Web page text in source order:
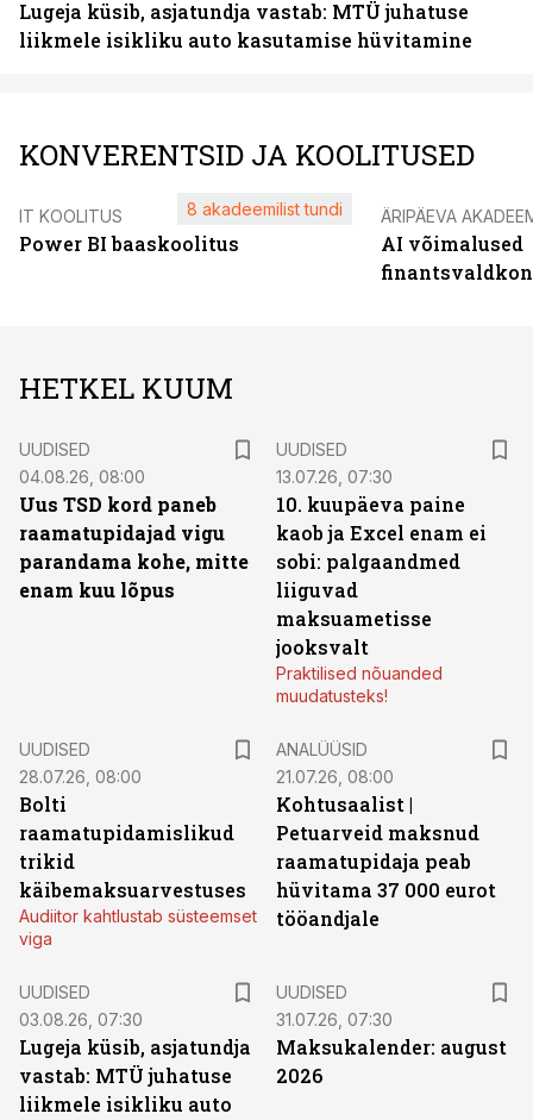
Lugeja küsib, asjatundja vastab: MTÜ juhatuse
liikmele isikliku auto kasutamise hüvitamine
KONVERENTSID JA KOOLITUSED
IT KOOLITUS
Power BI baaskoolitus
8 akadeemilist tundi ÄRIPÄEVA
AI võimalused
HETKEL KUUM
UUDISED
04.08.26, 08:00
Uus TSD kord paneb
raamatupidajad vigu
parandama kohe, mitte
enam kuu lõpus
UUDISED
13.07.26, 07:30
10. kuupäeva paine
kaob ja Excel enam ei
sobi: palgaandmed
liiguvad
maksuametisse
jooksvalt
Praktilised nõuanded
muudatusteks!
UUDISED
28.07.26, 08:00
Bolti
raamatupidamislikud
trikid
käibemaksuarvestuses
Audiitor kahtlustab süsteemset
viga
ANALÜÜSID
21.07.26, 08:00
Kohtusaalist |
Petuarveid maksnud
raamatupidaja peab
hüvitama 37 000 eurot
tööandjale
UUDISED
03.08.26, 07:30
Lugeja küsib, asjatundja
vastab: MTÜ juhatuse
liikmele isikliku auto
UUDISED
31.07.26, 07:30
Maksukalender: august
2026